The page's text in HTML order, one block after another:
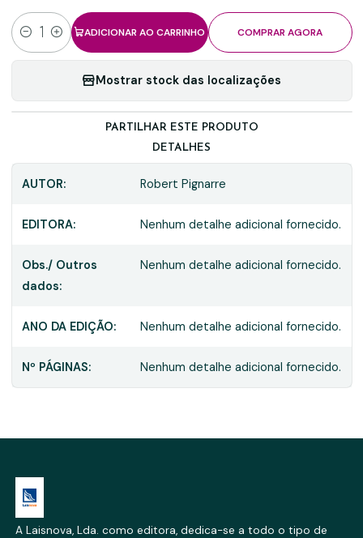
Quantidade
ADICIONAR AO CARRINHO COMPRAR AGORA
Mostrar stock das localizações
PARTILHAR ESTE PRODUTO
DETALHES
AUTOR: Robert Pignarre
EDITORA: Nenhum detalhe adicional fornecido.
Obs./ Outros
dados:
Nenhum detalhe adicional fornecido.
ANO DA EDIÇÃO: Nenhum detalhe adicional fornecido.
Nº PÁGINAS: Nenhum detalhe adicional fornecido.
A Laisnova, Lda. como editora, dedica-se a todo o tipo de